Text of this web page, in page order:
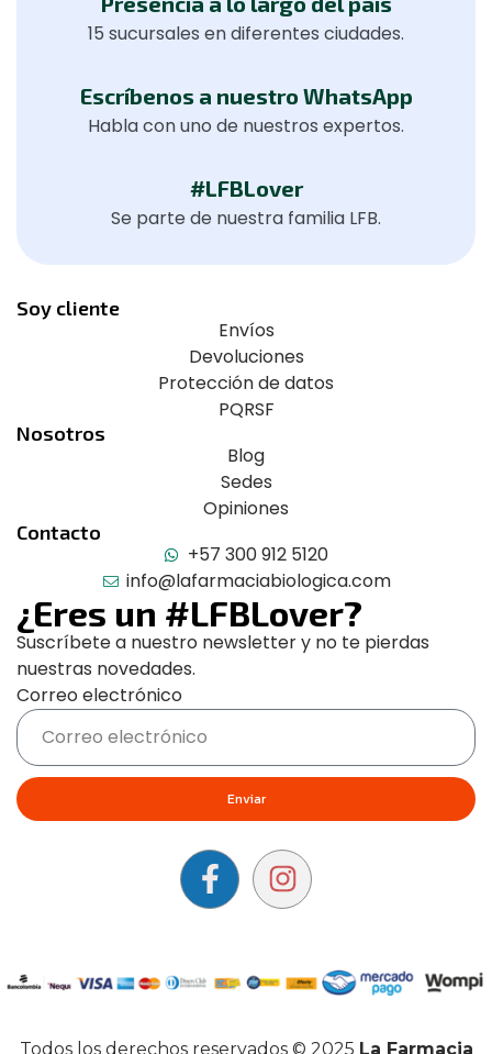
15 sucursales en diferentes ciudades.
Escríbenos a nuestro WhatsApp
Habla con uno de nuestros expertos.
#LFBLover
Se parte de nuestra familia LFB.
Soy cliente
Envíos
Devoluciones
Protección de datos
PQRSF
Nosotros
Blog
Sedes
Opiniones
Contacto
+57 300 912 5120
info@lafarmaciabiologica.com
¿Eres un #LFBLover?
Suscríbete a nuestro newsletter y no te pierdas
nuestras novedades.
Correo electrónico
Enviar
Todos los derechos reservados © 2025 La Farmacia